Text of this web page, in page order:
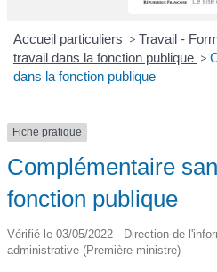
Accueil particuliers > Travail -
travail dans la fonction publique >
dans la fonction publique
Fiche pratique
Complémentaire
fonction publique
Vérifié le 03/05/2022 - Direction de
administrative (Première ministre)